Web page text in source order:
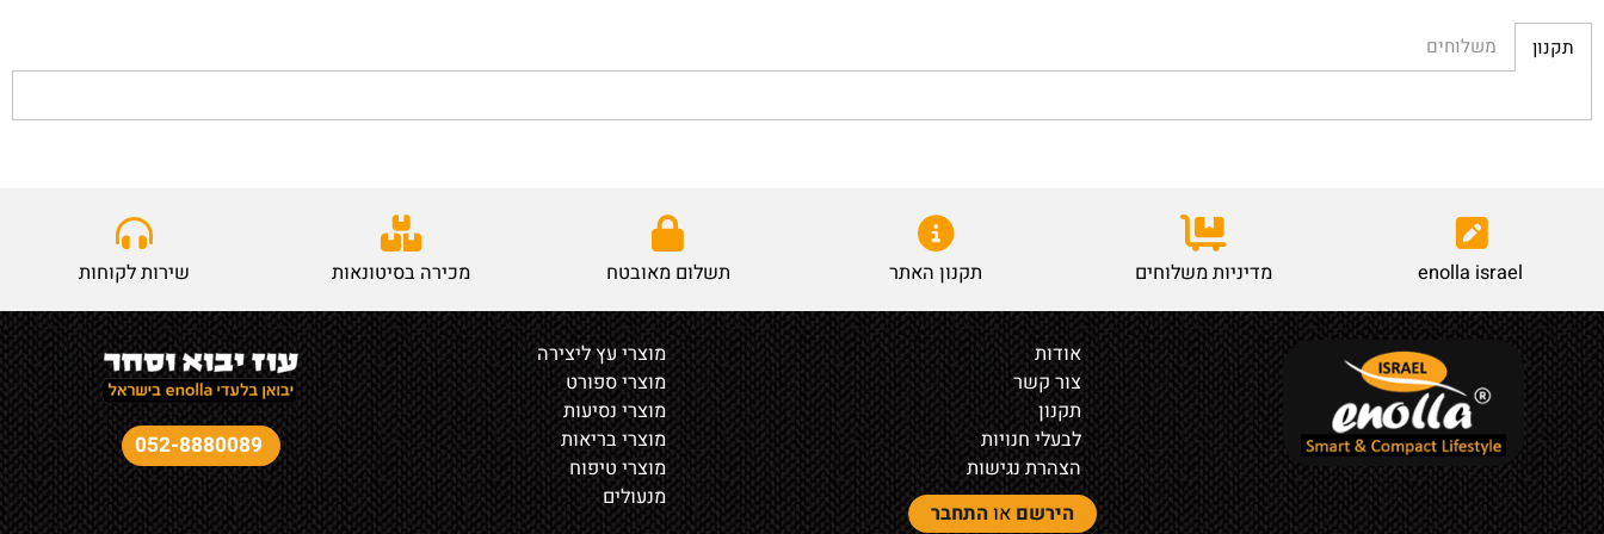
enolla israel מדיניות משלוחים תקנון האתר תשלום מאובטח מכירה בסיטונאות שירות לקוחות
אודות
צור קשר
תקנון
לבעלי חנויות
מוצרי עץ ליצירה
מוצרי ספורט
מוצרי נסיעות
מוצרי בריאות
052-8880089